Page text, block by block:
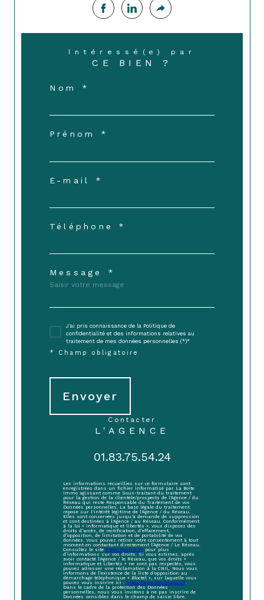
Intéressé(e) par
CE BIEN ?
Nom *
Prénom *
E-mail *
Téléphone *
Message *
J'ai pris connaissance de la Politique de
confidentialité et des informations relatives au
traitement de mes données personnelles (*)*
* Champ obligatoire
Envoyer
contacter
L'AGENCE
01.83.75.54.24
Les informations recueillies sur ce formulaire sont
enregistrées dans un fichier informatisé par La Boite
Immo agissant comme Sous-traitant du traitement
pour la gestion de la clientèle/prospects de l'Agence / du
Réseau qui reste Responsable du Traitement de vos
Données personnelles. La base légale du traitement
repose sur l'intérêt légitime de l'Agence / du Réseau.
Elles sont conservées jusqu'à demande de suppression
et sont destinées à l'Agence / au Réseau. Conformément
à la loi « informatique et libertés », vous disposez des
droits d’accès, de rectification, d’effacement,
d’opposition, de limitation et de portabilité de vos
données. Vous pouvez retirer votre consentement à tout
moment en contactant directement l’Agence / Le Réseau.
Consultez le site https://cnil.fr/fr pour plus
d’informations sur vos droits. Si vous estimez, après
avoir contacté l'Agence / le Réseau, que vos droits «
Informatique et Libertés » ne sont pas respectés, vous
pouvez adresser une réclamation à la CNIL. Nous vous
informons de l’existence de la liste d'opposition au
démarchage téléphonique « Bloctel », sur laquelle vous
pouvez vous inscrire ici : https://www.bloctel.gouv.fr.
Dans le cadre de la protection des Données
personnelles, nous vous invitons à ne pas inscrire de
Données sensibles dans le champ de saisie libre.